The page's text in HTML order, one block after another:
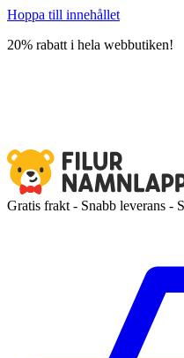
Hoppa till innehållet
20% rabatt i hela webbutiken!
Gratis frakt - Snabb leverans -